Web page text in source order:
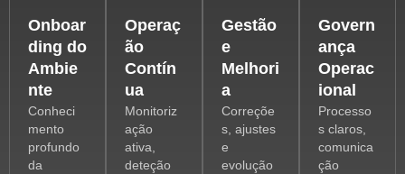
Onboar
ding do
Ambie
nte
Conheci
mento
profundo
da
Operaç
ão
Contín
ua
Monitoriz
ação
ativa,
deteção
Gestão
e
Melhori
a
Correçõe
s, ajustes
e
evolução
Govern
ança
Operac
ional
Processo
s claros,
comunica
ção